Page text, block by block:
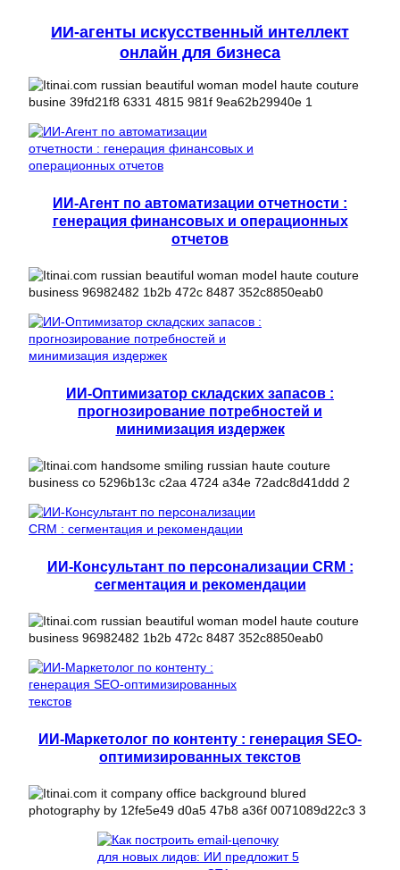
ИИ-агенты искусственный интеллект
онлайн для бизнеса
ИИ-Агент по автоматизации отчетности :
генерация финансовых и операционных
отчетов
ИИ-Оптимизатор складских запасов :
прогнозирование потребностей и
минимизация издержек
ИИ-Консультант по персонализации CRM :
сегментация и рекомендации
ИИ-Маркетолог по контенту : генерация SEO-
оптимизированных текстов